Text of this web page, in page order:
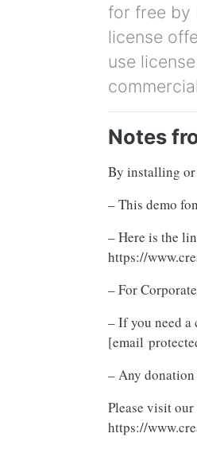
for free by
license
use
Notes
By installing or
– This demo
– Here is the
https://
– For
– If you need a
[email
– Any
Please visit
https://